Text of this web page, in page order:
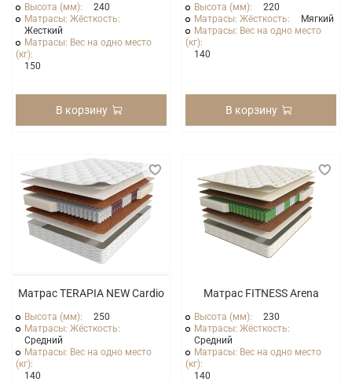
Высота (мм):
240
Матрасы: Жёсткость:
Жесткий
Матрасы: Вес на одно место
(кг):
150
В корзину
Высота (мм):
220
Матрасы: Жёсткость:
Мягкий
Матрасы: Вес на одно место
(кг):
140
В корзину
Матрас TERAPIA NEW Cardio
Высота (мм):
250
Матрасы: Жёсткость:
Средний
Матрасы: Вес на одно место
(кг):
140
Матрас FITNESS Arena
Высота (мм):
230
Матрасы: Жёсткость:
Средний
Матрасы: Вес на одно место
(кг):
140